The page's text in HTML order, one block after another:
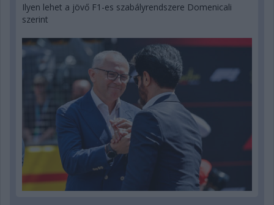
Ilyen lehet a jövő F1-es szabályrendszere Domenicali
szerint